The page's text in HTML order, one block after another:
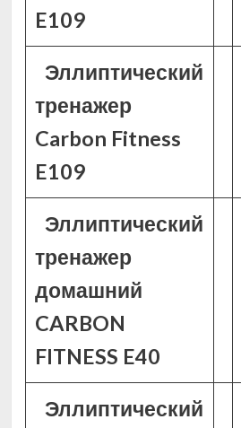
E109
Эллиптический
тренажер
Carbon Fitness
E109
Эллиптический
тренажер
домашний
CARBON
FITNESS E40
Эллиптический